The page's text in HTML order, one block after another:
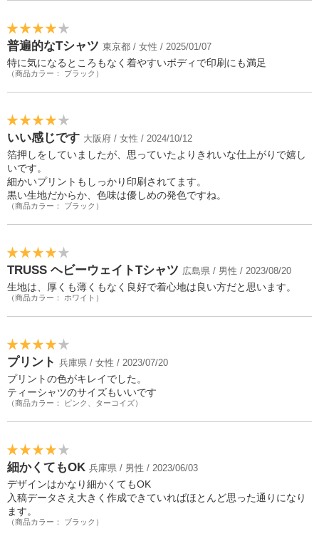
普遍的なTシャツ 東京都 / 女性 / 2025/01/07
特に気になるところもなく着やすいボディで印刷にも満足
（商品カラー： ブラック）
いい感じです 大阪府 / 女性 / 2024/10/12
箔押しをしていましたが、思っていたよりきれいな仕上がりで嬉し
いです。
細かいプリントもしっかり印刷されてます。
黒い生地だからか、色味は優しめの発色ですね。
（商品カラー： ブラック）
TRUSS ヘビーウェイトTシャツ 広島県 / 男性 / 2023/08/20
生地は、厚くも薄くもなく良好で着心地は良い方だと思います。
（商品カラー： ホワイト）
プリント 兵庫県 / 女性 / 2023/07/20
プリントの色がキレイでした。
ティーシャツのサイズもいいです
（商品カラー： ピンク、ターコイズ）
細かくてもOK 兵庫県 / 男性 / 2023/06/03
デザインはかなり細かくてもOK
入稿データさえ大きく作成できていればほとんど思った通りになり
ます。
（商品カラー： ブラック）